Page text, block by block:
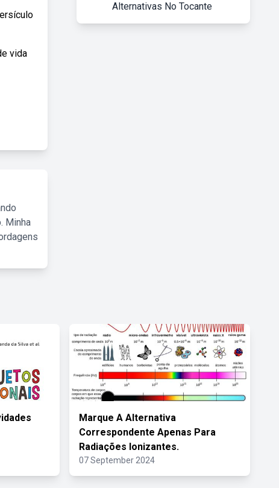
vida
Minha
Alternativas No Tocante
Marque A Alternativa
Correspondente Apenas Para
Radiações Ionizantes.
07 September 2024